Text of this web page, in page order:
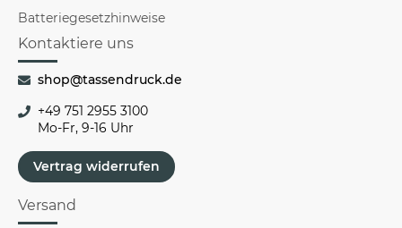
Batteriegesetzhinweise
Kontaktiere uns
shop@tassendruck.de
+49 751 2955 3100
Mo-Fr, 9-16 Uhr
Vertrag widerrufen
Versand